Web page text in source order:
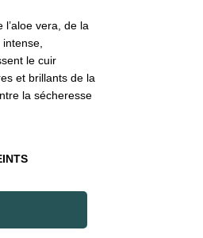
l’aloe vera, de la
le cuir
et brillants de la
la sécheresse